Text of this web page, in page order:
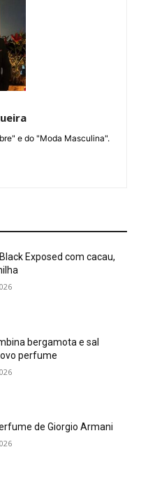
e do "Moda Masculina".
Exposed com cacau,
bergamota e sal
perfume
de Giorgio Armani